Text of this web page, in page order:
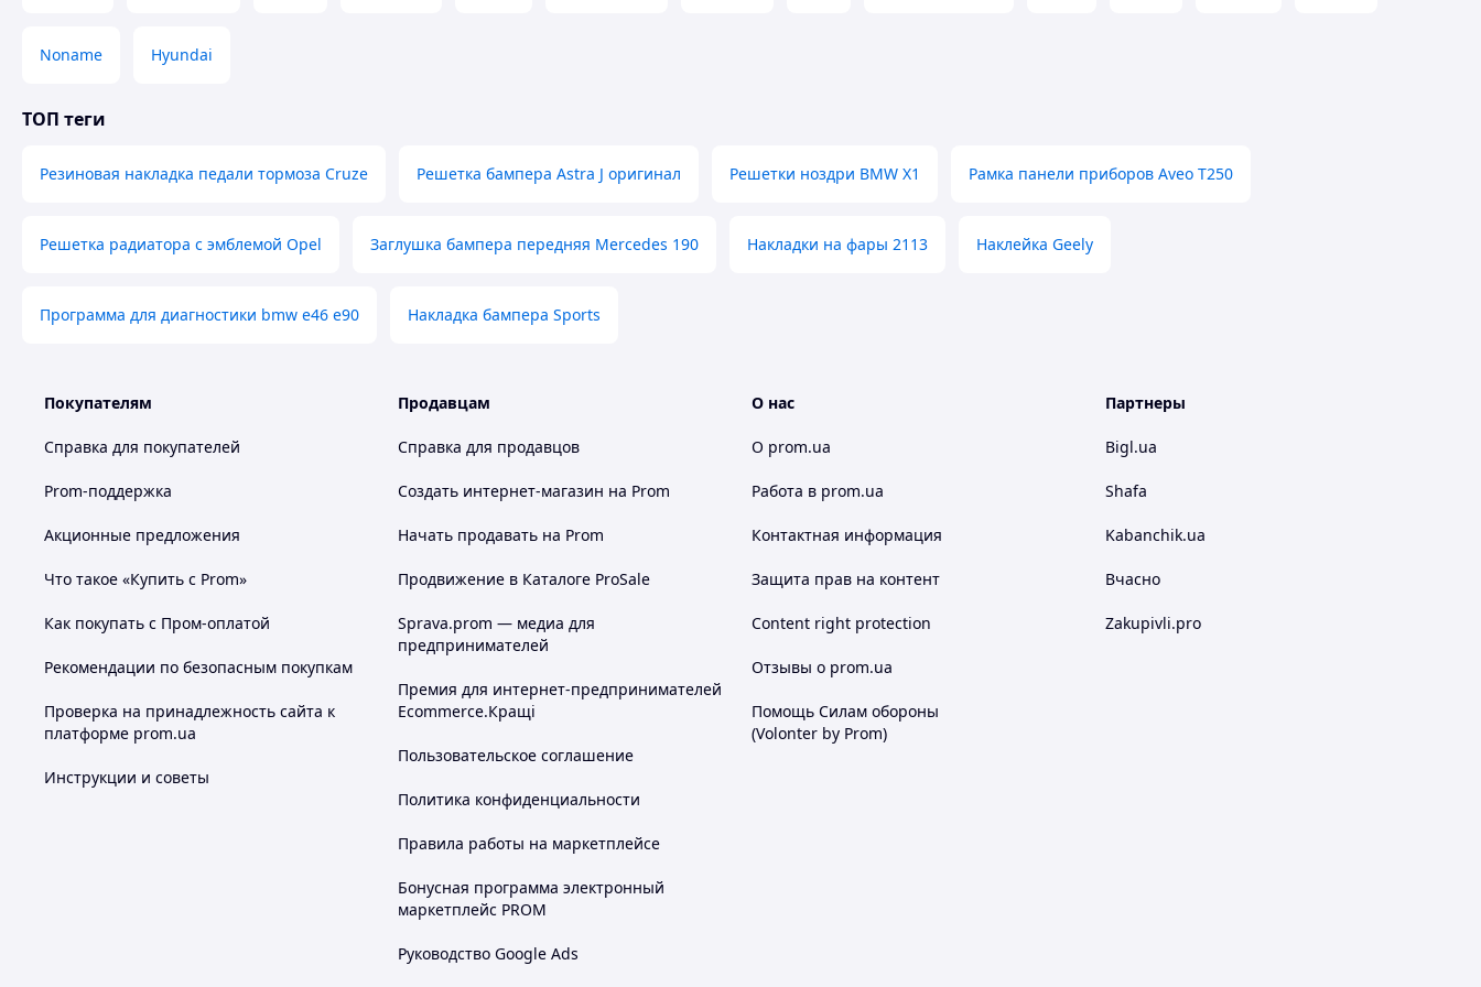
Noname Hyundai
ТОП теги
Резиновая накладка педали тормоза Cruze Решетка бампера Astra J оригинал Решетки ноздри BMW X1 Рамка панели приборов Aveo T250
Решетка радиатора с эмблемой Opel Заглушка бампера передняя Mercedes 190 Накладки на фары 2113 Наклейка Geely
Программа для диагностики bmw e46 e90 Накладка бампера Sports
Покупателям
Справка для покупателей
Prom-поддержка
Акционные предложения
Что такое «Купить с Prom»
Как покупать с Пром-оплатой
Рекомендации по безопасным покупкам
Проверка на принадлежность сайта к
платформе prom.ua
Инструкции и советы
Продавцам
Справка для продавцов
Создать интернет-магазин на Prom
Начать продавать на Prom
Продвижение в Каталоге ProSale
Sprava.prom — медиа для
предпринимателей
Премия для интернет-предпринимателей
Ecommerce.Кращі
Пользовательское соглашение
Политика конфиденциальности
Правила работы на маркетплейсе
Бонусная программа электронный
маркетплейс PROM
Руководство Google Ads
О нас
О prom.ua
Работа в prom.ua
Контактная информация
Защита прав на контент
Content right protection
Отзывы о prom.ua
Помощь Силам обороны
(Volonter by Prom)
Партнеры
Bigl.ua
Shafa
Kabanchik.ua
Вчасно
Zakupivli.pro